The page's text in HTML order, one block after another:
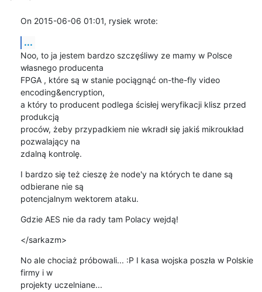
On 2015-06-06 01:01, rysiek wrote:
...
Noo, to ja jestem bardzo szczęśliwy ze mamy w Polsce
własnego producenta
FPGA , które są w stanie pociągnąć on-the-fly video
encoding&encryption,
a który to producent podlega ścisłej weryfikacji klisz przed
produkcją
proców, żeby przypadkiem nie wkradł się jakiś mikroukład
pozwalający na
zdalną kontrolę.
I bardzo się też cieszę że node'y na których te dane są
odbierane nie są
potencjalnym wektorem ataku.
Gdzie AES nie da rady tam Polacy wejdą!
</sarkazm>
No ale chociaż próbowali... :P I kasa wojska poszła w Polskie
firmy i w
projekty uczelniane...